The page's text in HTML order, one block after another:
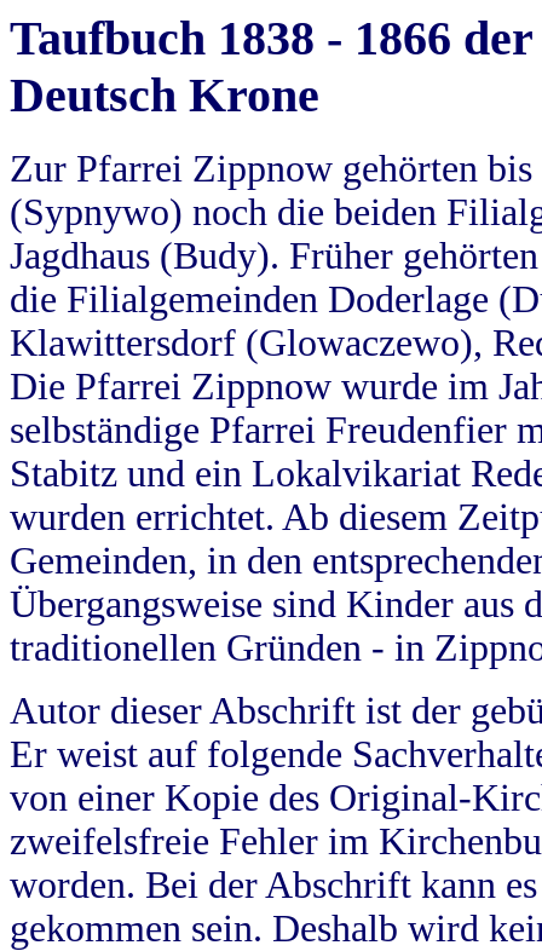
Taufbuch 1838 - 1866
Deutsch Krone
Zur Pfarrei Zippnow gehörten
(Sypnywo) noch die beiden
Jagdhaus (Budy). Früher
die Filialgemeinden Doderlage
Klawittersdorf (Glowaczewo),
Die Pfarrei Zippnow wurde im
selbständige Pfarrei Freudenfier
Stabitz und ein Lokalvikariat
wurden errichtet. Ab diesem
Gemeinden, in den
Übergangsweise sind Kinder aus
traditionellen Gründen - in
Autor dieser Abschrift ist der
Er weist auf folgende
von einer Kopie des Original-
zweifelsfreie Fehler im
worden. Bei der Abschrift kann
gekommen sein. Deshalb wird